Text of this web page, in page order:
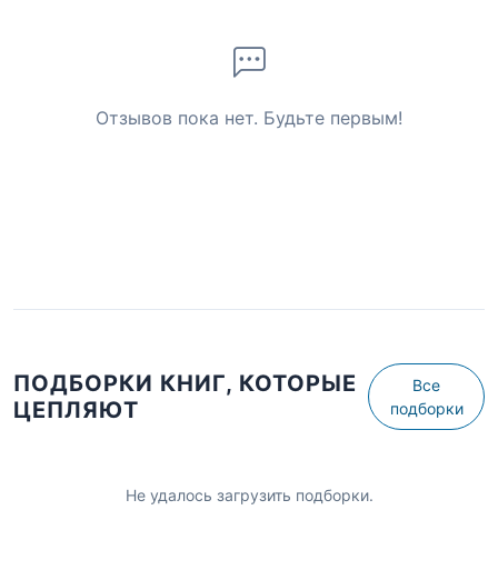
Отзывов пока нет. Будьте первым!
ПОДБОРКИ КНИГ, КОТОРЫЕ
ЦЕПЛЯЮТ
Все
подборки
Не удалось загрузить подборки.